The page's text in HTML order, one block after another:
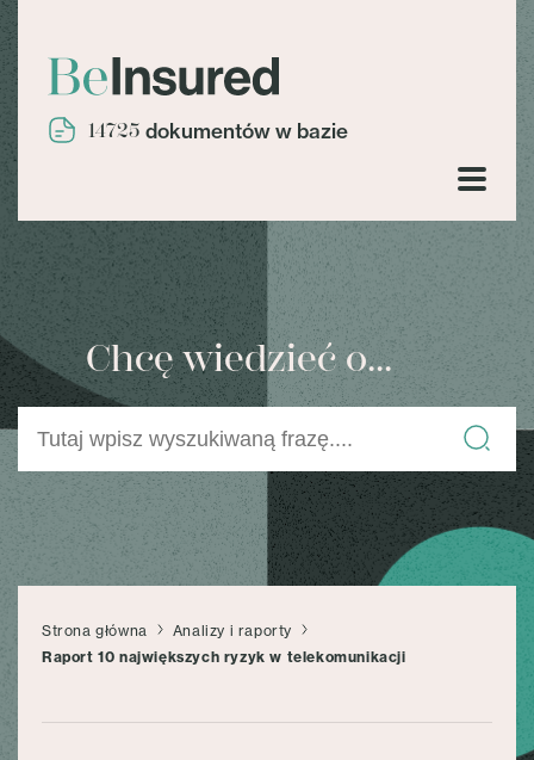
14725 dokumentów w bazie
Chcę wiedzieć o...
Strona główna
Analizy i raporty
Raport 10 największych ryzyk w telekomunikacji